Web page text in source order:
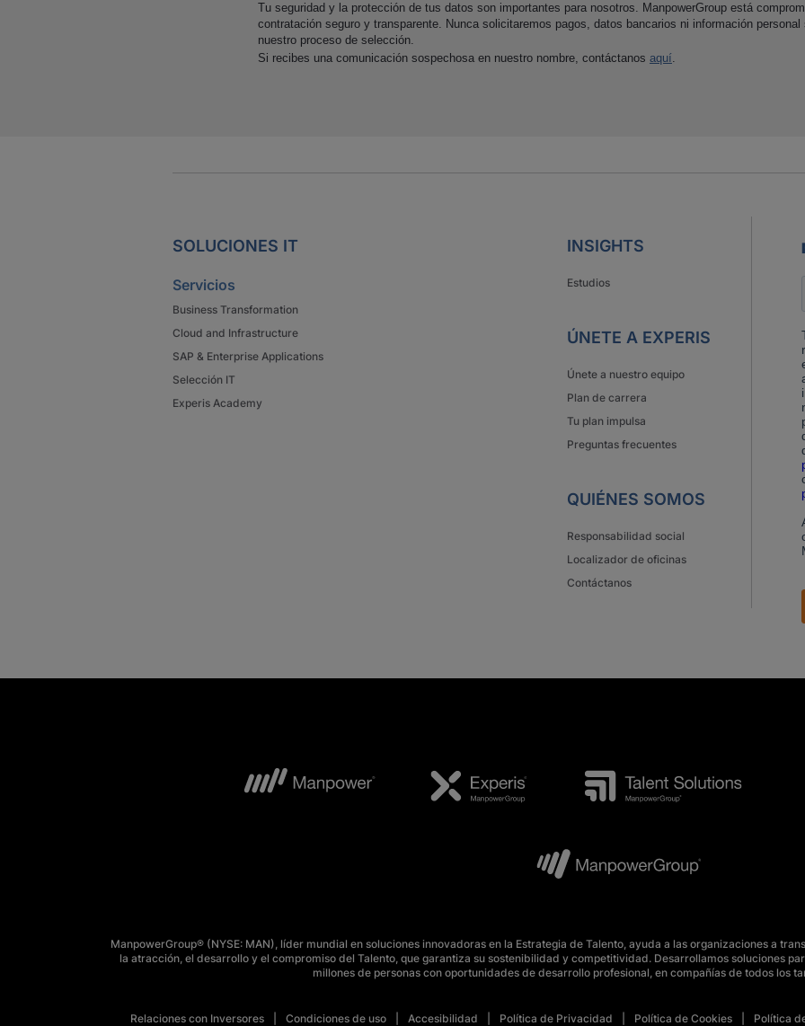
Tu seguridad y la protección de tus datos son importantes para nosotros. ManpowerGroup está
contratación seguro y transparente. Nunca solicitaremos pagos, datos bancarios ni información
nuestro proceso de selección.
Si recibes una comunicación sospechosa en nuestro nombre, contáctanos aquí.
SOLUCIONES IT
Servicios
Business Transformation
Cloud and Infrastructure
SAP & Enterprise Applications
Selección IT
Experis Academy
INSIGHTS
Estudios
ÚNETE A EXPERIS
Únete a nuestro equipo
Plan de carrera
Tu plan impulsa
Preguntas frecuentes
QUIÉNES SOMOS
Responsabilidad social
Localizador de oficinas
Contáctanos
ManpowerGroup® (NYSE: MAN), líder mundial en soluciones innovadoras en la Estrategia de Talento, ayuda a las organizaciones a
la atracción, el desarrollo y el compromiso del Talento, que garantiza su sostenibilidad y competitividad. Desarrollamos soluciones
millones de personas con oportunidades de desarrollo profesional, en compañías de todos los
Relaciones con Inversores Condiciones de uso Accesibilidad Política de Privacidad Política de Cookies Política